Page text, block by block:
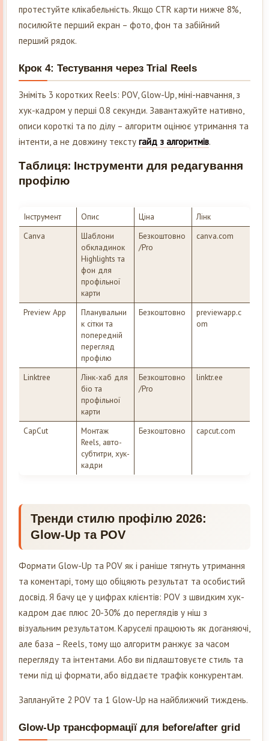
протестуйте клікабельність. Якщо CTR карти нижче 8%,
посилюйте перший екран – фото, фон та забійний
перший рядок.
Крок 4: Тестування через Trial Reels
Зніміть 3 коротких Reels: POV, Glow-Up, міні-навчання, з
хук-кадром у перші 0.8 секунди. Завантажуйте нативно,
описи короткі та по ділу – алгоритм оцінює утримання та
інтенти, а не довжину тексту гайд з алгоритмів.
Таблиця: Інструменти для редагування
профілю
Інструмент Опис Ціна
Лінк
Canva
Шаблони
обкладинок
Highlights та
фон для
профільної
карти
Безкоштовно
/Pro
canva.com
Preview App
Планувальни
к сітки та
попередній
перегляд
профілю
Безкоштовно
previewapp.c
om
Linktree
Лінк-хаб для
біо та
профільної
карти
Безкоштовно
/Pro
linktr.ee
CapCut
Монтаж
Reels, авто-
субтитри, хук-
кадри
Безкоштовно capcut.com
Тренди стилю профілю 2026:
Glow-Up та POV
Формати Glow-Up та POV як і раніше тягнуть утримання
та коментарі, тому що обіцяють результат та особистий
досвід. Я бачу це у цифрах клієнтів: POV з швидким хук-
кадром дає плюс 20-30% до переглядів у ніш з
візуальним результатом. Каруселі працюють як доганяючі,
але база – Reels, тому що алгоритм ранжує за часом
перегляду та інтентами. Або ви підлаштовуєте стиль та
теми під ці формати, або віддаєте трафік конкурентам.
Заплануйте 2 POV та 1 Glow-Up на найближчий тиждень.
Glow-Up трансформації для before/after grid